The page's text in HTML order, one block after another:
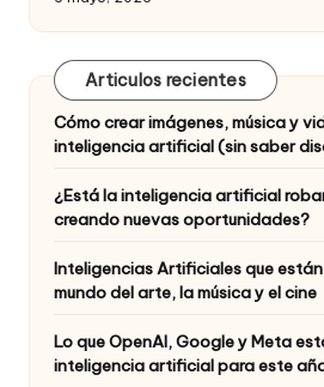
Articulos recientes
Cómo crear imágenes, música y
inteligencia artificial (sin saber
¿Está la inteligencia artificial
creando nuevas oportunidades?
Inteligencias Artificiales que
mundo del arte, la música y el cine
Lo que OpenAI, Google y Meta
inteligencia artificial para este